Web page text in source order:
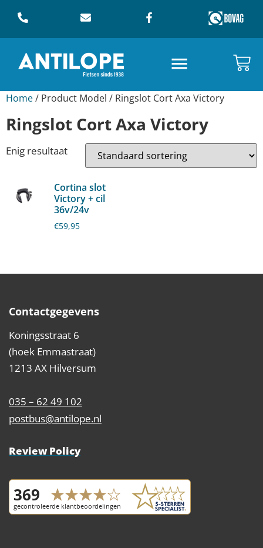
Home/ Product Model / Ringslot Cort Axa Victory
Ringslot Cort Axa Victory
Enig resultaat
Cortina slot
Victory + cil
36v/24v
€59,95
Contactgegevens
Koningsstraat 6
(hoek Emmastraat)
1213 AX Hilversum
035 – 62 49 102
postbus@antilope.nl
Review Policy